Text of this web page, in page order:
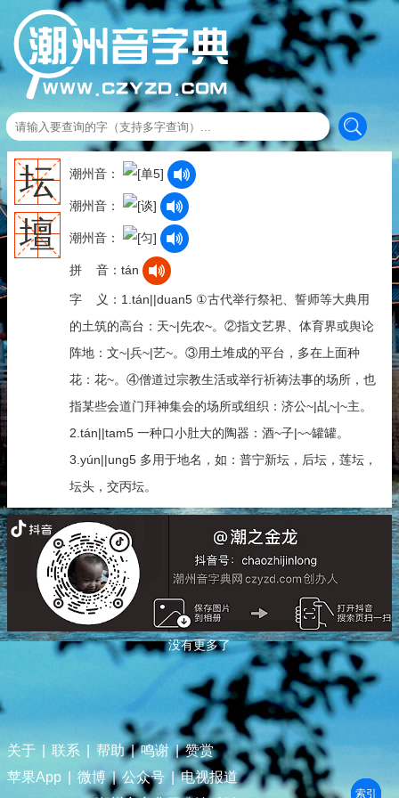
坛
壇
潮州音：
潮州音：
潮州音：
拼 音：tán
字 义：1.tán||duan5 ①古代举行祭祀、誓师等大典用
的土筑的高台：天~|先农~。②指文艺界、体育界或舆论
阵地：文~|兵~|艺~。③用土堆成的平台，多在上面种
花：花~。④僧道过宗教生活或举行祈祷法事的场所，也
指某些会道门拜神集会的场所或组织：济公~|乩~|~主。
2.tán||tam5 一种口小肚大的陶器：酒~子|~~罐罐。
3.yún||ung5 多用于地名，如：普宁新坛，后坛，莲坛，
坛头，交丙坛。
没有更多了
关于 联系 帮助 | 鸣谢 | 赞赏
苹果App
微博 | 公众号
电视报道
部首
笔划
拼音
潮拼